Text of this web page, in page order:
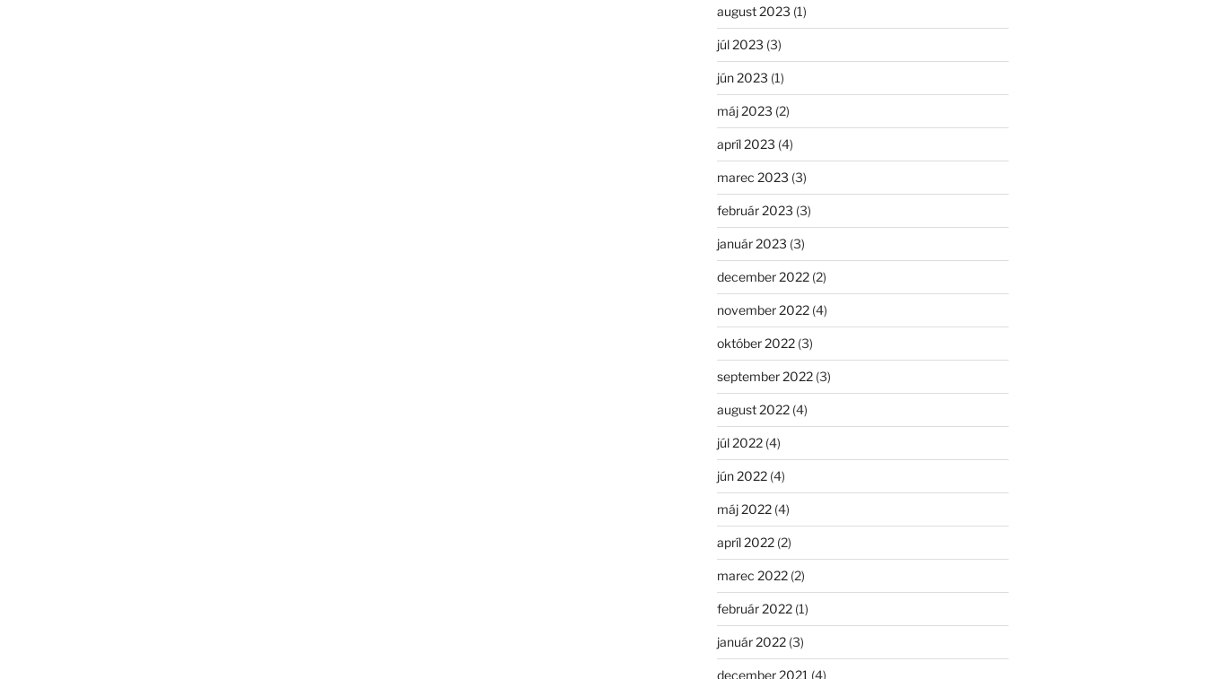
august 2023 (1)
júl 2023 (3)
jún 2023 (1)
máj 2023 (2)
apríl 2023 (4)
marec 2023 (3)
február 2023 (3)
január 2023 (3)
december 2022(2)
november 2022(4)
október 2022(3)
september 2022(3)
august 2022(4)
júl 2022(4)
jún 2022(4)
máj 2022(4)
apríl 2022(2)
marec 2022(2)
február 2022(1)
január 2022(3)
december 2021 (4)